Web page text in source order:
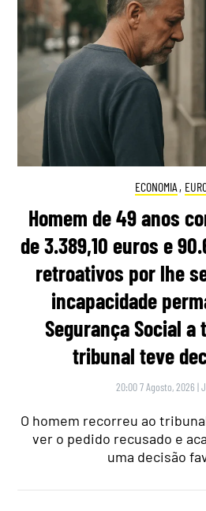
ECONOMIA ,
Homem de 49 anos
de 3.389,10 euros e
retroativos por lhe
incapacidade
Segurança Social a
tribunal teve
20:00 7 Agosto, 2026 |
O homem recorreu ao
ver o pedido recusado e
uma decisão